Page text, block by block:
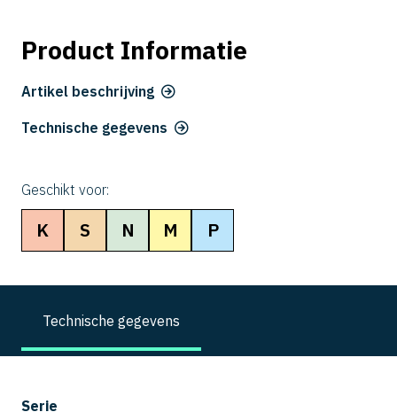
Product Informatie
Artikel beschrijving
Technische gegevens
Geschikt voor:
K S N M P
Technische gegevens
Serie